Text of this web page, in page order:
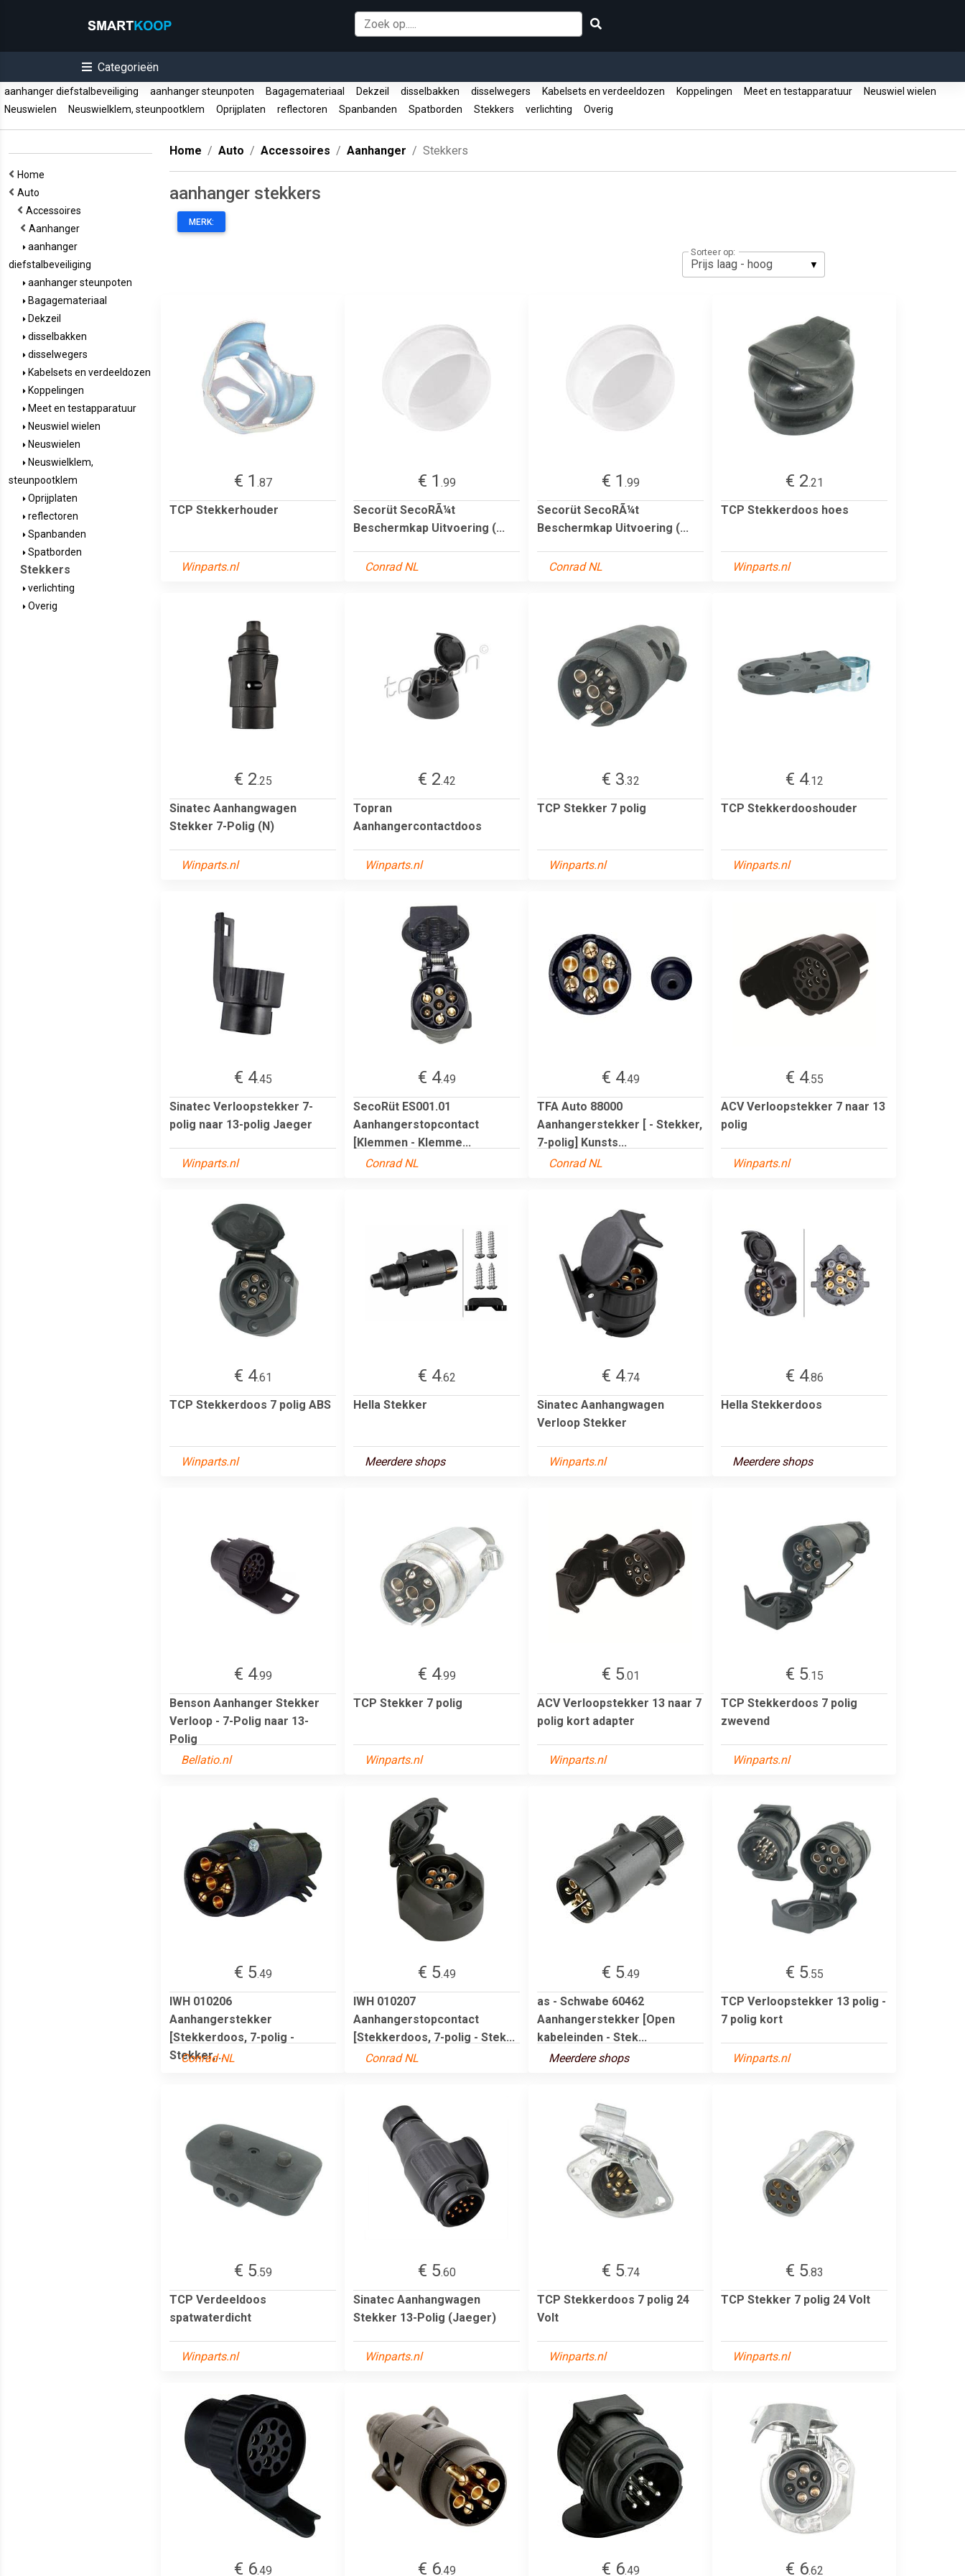
Categorieën
aanhanger diefstalbeveiliging aanhanger steunpoten Bagagemateriaal Dekzeil disselbakken disselwegers Kabelsets en verdeeldozen Koppelingen Meet en testapparatuur
Neuswiel wielen
Neuswielen
Neuswielklem, steunpootklem Oprijplaten reflectoren Spanbanden Spatborden Stekkers verlichting Overig
Home
Auto
Accessoires
Aanhanger
aanhanger
diefstalbeveiliging
aanhanger steunpoten
Bagagemateriaal
Dekzeil
disselbakken
disselwegers
Kabelsets en verdeeldozen
Koppelingen
Meet en testapparatuur
Neuswiel wielen
Neuswielen
Neuswielklem,
steunpootklem
Oprijplaten
reflectoren
Spanbanden
Spatborden
Stekkers
verlichting
Overig
Home Auto Accessoires Aanhanger Stekkers
aanhanger stekkers
MERK:
Sorteer op:
€ 1 .87
TCP Stekkerhouder
Winparts.nl
€ 1 .99
Secorüt SecoRÃ¼t
Beschermkap Uitvoering (...
Conrad NL
€ 1 .99
Secorüt SecoRÃ¼t
Beschermkap Uitvoering (...
Conrad NL
€ 2.21
TCP Stekkerdoos hoes
Winparts.nl
€ 2.25
Sinatec Aanhangwagen
Stekker 7-Polig (N)
Winparts.nl
€ 2.42
Topran
Aanhangercontactdoos
Winparts.nl
€ 3.32
TCP Stekker 7 polig
Winparts.nl
€ 4.12
TCP Stekkerdooshouder
Winparts.nl
€ 4.45
Sinatec Verloopstekker 7-
polig naar 13-polig Jaeger
Winparts.nl
€ 4.49
SecoRüt ES001.01
Aanhangerstopcontact
[Klemmen - Klemme...
Conrad NL
€ 4.49
TFA Auto 88000
Aanhangerstekker [ - Stekker,
7-polig] Kunsts...
Conrad NL
€ 4.55
ACV Verloopstekker 7 naar 13
polig
Winparts.nl
€ 4.61
TCP Stekkerdoos 7 polig ABS
Winparts.nl
€ 4.62
Hella Stekker
Meerdere shops
€ 4.74
Sinatec Aanhangwagen
Verloop Stekker
Winparts.nl
€ 4.86
Hella Stekkerdoos
Meerdere shops
€ 4.99
Benson Aanhanger Stekker
Verloop - 7-Polig naar 13-
Polig
Bellatio.nl
€ 4.99
TCP Stekker 7 polig
Winparts.nl
€ 5.01
ACV Verloopstekker 13 naar 7
polig kort adapter
Winparts.nl
€ 5.15
TCP Stekkerdoos 7 polig
zwevend
Winparts.nl
€ 5.49
IWH 010206
Aanhangerstekker
[Stekkerdoos, 7-polig -
Stekker,...
Conrad NL
€ 5.49
IWH 010207
Aanhangerstopcontact
[Stekkerdoos, 7-polig - Stek...
Conrad NL
€ 5.49
as - Schwabe 60462
Aanhangerstekker [Open
kabeleinden - Stek...
Meerdere shops
€ 5.55
TCP Verloopstekker 13 polig -
7 polig kort
Winparts.nl
€ 5.59
TCP Verdeeldoos
spatwaterdicht
Winparts.nl
€ 5.60
Sinatec Aanhangwagen
Stekker 13-Polig (Jaeger)
Winparts.nl
€ 5.74
TCP Stekkerdoos 7 polig 24
Volt
Winparts.nl
€ 5.83
TCP Stekker 7 polig 24 Volt
Winparts.nl
€ 6.49 € 6.49 € 6.49 € 6.62